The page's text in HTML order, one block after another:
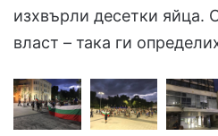
изхвърли десетки яйца.
власт – така ги